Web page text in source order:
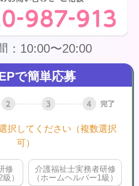
：10:00〜20:00
で簡単応募
択してください（複数選択
可）
修
）
介護福祉士実務者研修
（ホームヘルパー1級）